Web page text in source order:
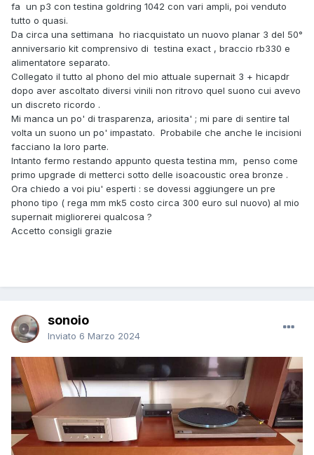
fa un p3 con testina goldring 1042 con vari ampli, poi venduto
tutto o quasi.
Da circa una settimana ho riacquistato un nuovo planar 3 del 50°
anniversario kit comprensivo di testina exact , braccio rb330 e
alimentatore separato.
Collegato il tutto al phono del mio attuale supernait 3 + hicapdr
dopo aver ascoltato diversi vinili non ritrovo quel suono cui avevo
un discreto ricordo .
Mi manca un po' di trasparenza, ariosita' ; mi pare di sentire tal
volta un suono un po' impastato. Probabile che anche le incisioni
facciano la loro parte.
Intanto fermo restando appunto questa testina mm, penso come
primo upgrade di metterci sotto delle isoacoustic orea bronze .
Ora chiedo a voi piu' esperti : se dovessi aggiungere un pre
phono tipo ( rega mm mk5 costo circa 300 euro sul nuovo) al mio
supernait migliorerei qualcosa ?
Accetto consigli grazie
sonoio
Inviato 6 Marzo 2024